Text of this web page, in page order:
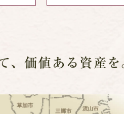
、価値ある資産を